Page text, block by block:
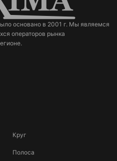
основано в 2001 г. Мы являемся
операторов рынка
Круг
Полоса